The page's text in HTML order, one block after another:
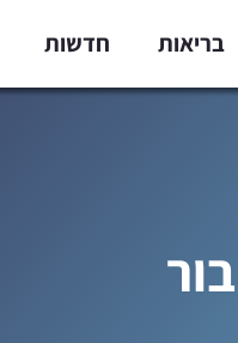
בריאות חדשות